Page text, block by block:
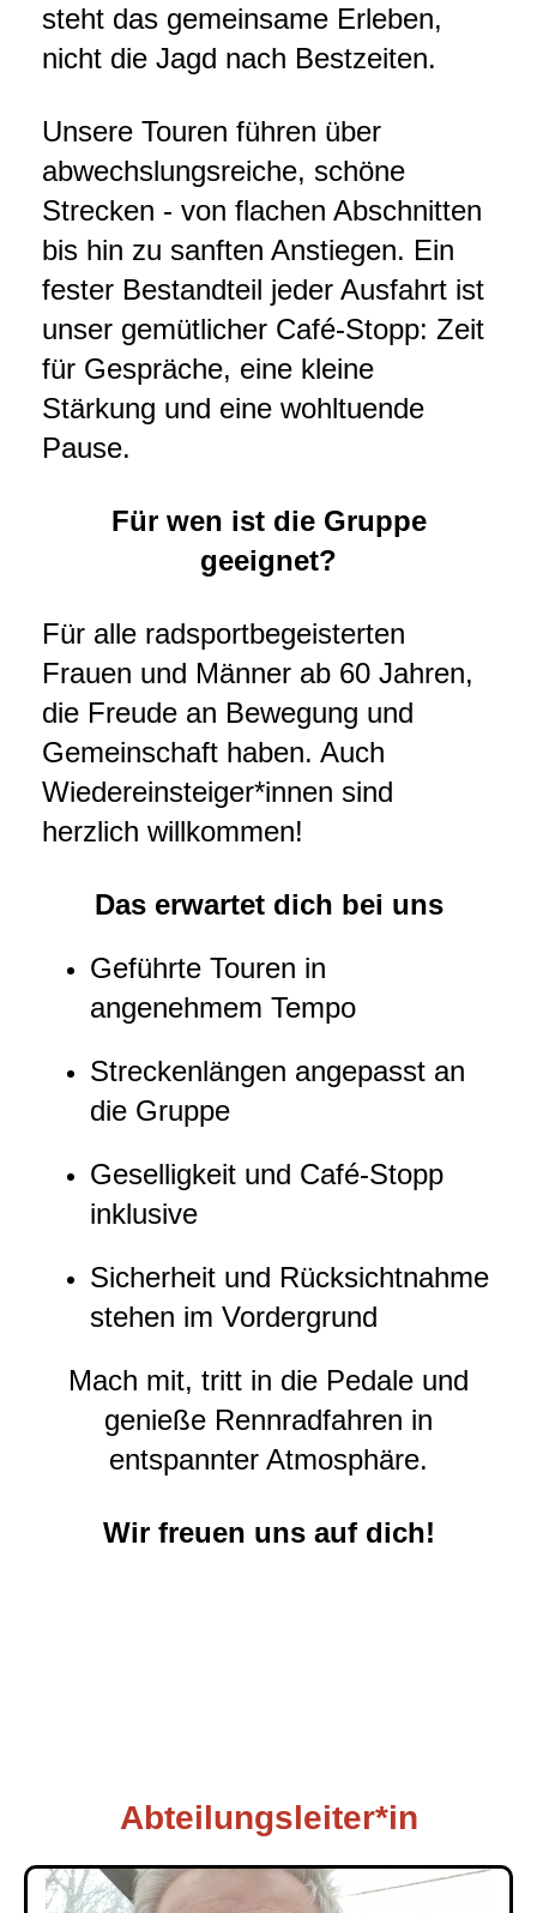
steht das gemeinsame Erleben,
nicht die Jagd nach Bestzeiten.
Unsere Touren führen über
abwechslungsreiche, schöne
Strecken - von flachen Abschnitten
bis hin zu sanften Anstiegen. Ein
fester Bestandteil jeder Ausfahrt ist
unser gemütlicher Café-Stopp: Zeit
für Gespräche, eine kleine
Stärkung und eine wohltuende
Pause.
Für wen ist die Gruppe
geeignet?
Für alle radsportbegeisterten
Frauen und Männer ab 60 Jahren,
die Freude an Bewegung und
Gemeinschaft haben. Auch
Wiedereinsteiger*innen sind
herzlich willkommen!
Das erwartet dich bei uns
Geführte Touren in
angenehmem Tempo
Streckenlängen angepasst an
die Gruppe
Geselligkeit und Café-Stopp
inklusive
Sicherheit und Rücksichtnahme
stehen im Vordergrund
Mach mit, tritt in die Pedale und
genieße Rennradfahren in
entspannter Atmosphäre.
Wir freuen uns auf dich!
Abteilungsleiter*in